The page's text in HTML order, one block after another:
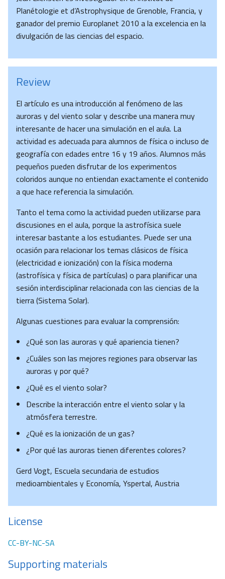
Planétologie et d’Astrophysique de Grenoble, Francia, y
ganador del premio Europlanet 2010 a la excelencia en la
divulgación de las ciencias del espacio.
Review
El artículo es una introducción al fenómeno de las
auroras y del viento solar y describe una manera muy
interesante de hacer una simulación en el aula. La
actividad es adecuada para alumnos de física o incluso de
geografía con edades entre 16 y 19 años. Alumnos más
pequeños pueden disfrutar de los experimentos
coloridos aunque no entiendan exactamente el contenido
a que hace referencia la simulación.
Tanto el tema como la actividad pueden utilizarse para
discusiones en el aula, porque la astrofísica suele
interesar bastante a los estudiantes. Puede ser una
ocasión para relacionar los temas clásicos de física
(electricidad e ionización) con la física moderna
(astrofísica y física de partículas) o para planificar una
sesión interdisciplinar relacionada con las ciencias de la
tierra (Sistema Solar).
Algunas cuestiones para evaluar la comprensión:
¿Qué son las auroras y qué apariencia tienen?
¿Cuáles son las mejores regiones para observar las
auroras y por qué?
¿Qué es el viento solar?
Describe la interacción entre el viento solar y la
atmósfera terrestre.
¿Qué es la ionización de un gas?
¿Por qué las auroras tienen diferentes colores?
Gerd Vogt, Escuela secundaria de estudios
medioambientales y Economía, Yspertal, Austria
License
CC-BY-NC-SA
Supporting materials